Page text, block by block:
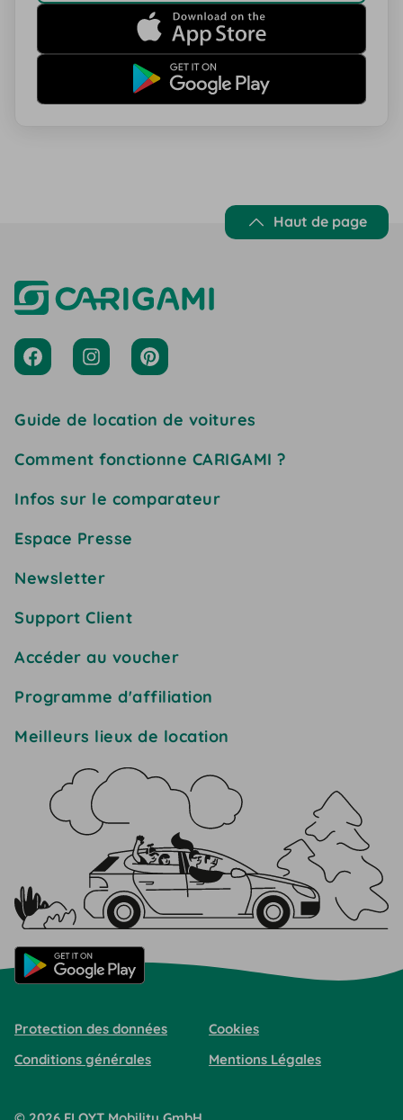
Haut de page
Guide de location de voitures
Comment fonctionne CARIGAMI ?
Infos sur le comparateur
Espace Presse
Newsletter
Support Client
Accéder au voucher
Programme d'affiliation
Meilleurs lieux de location
Protection des données
Cookies
Conditions générales
Mentions Légales